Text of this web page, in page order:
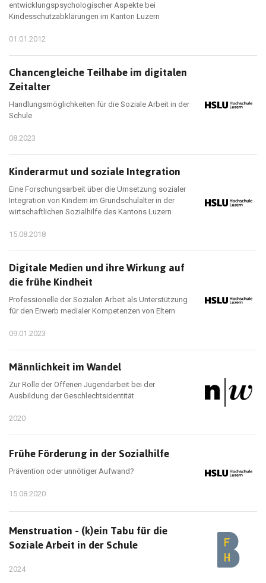
entwicklungspsychologischer Aspekte bei
Kindesschutzabklärungen im Kanton Luzern
01.01.2012
Chancengleiche Teilhabe im digitalen
Zeitalter
Handlungsmöglichkeiten für die Soziale Arbeit in der
Schule
08.2023
Kinderarmut und soziale Integration
Eine Forschungsarbeit über die Umsetzung sozialer
Integration von Kindern im Grundschulalter in der
wirtschaftlichen Sozialhilfe des Kantons Luzern
15.08.2018
Digitale Medien und ihre Wirkung auf
die frühe Kindheit
Professionelle der Sozialen Arbeit als Unterstützung
für den Erwerb medialer Kompetenzen von Eltern
09.01.2023
Männlichkeit im Wandel
Zur Rolle der Offenen Jugendarbeit bei der
Ausbildung der Geschlechtsidentität
2020
Frühe Förderung in der Sozialhilfe
Prävention oder unnötiger Aufwand?
15.08.2020
Menstruation - (k)ein Tabu für die
Soziale Arbeit in der Schule
2024